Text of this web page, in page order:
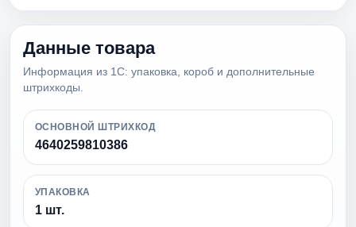
Данные товара
Информация из 1С: упаковка, короб и дополнительные
штрихкоды.
ОСНОВНОЙ ШТРИХКОД
4640259810386
УПАКОВКА
1 шт.